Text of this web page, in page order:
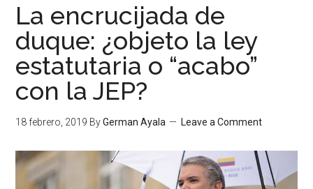
La encrucijada de
duque: ¿objeto la ley
estatutaria o “acabo”
con la JEP?
18 febrero, 2019 ByGerman Ayala Leave a Comment